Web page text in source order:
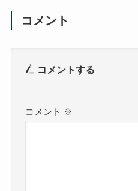
コメント
コメントする
コメント ※